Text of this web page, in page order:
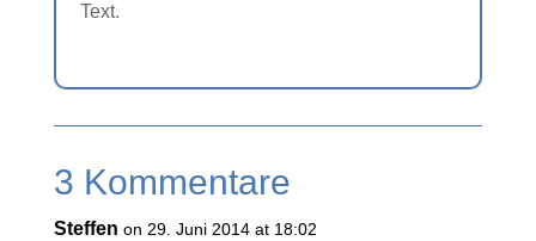
Text.
3 Kommentare
Steffen on 29. Juni 2014 at 18:02